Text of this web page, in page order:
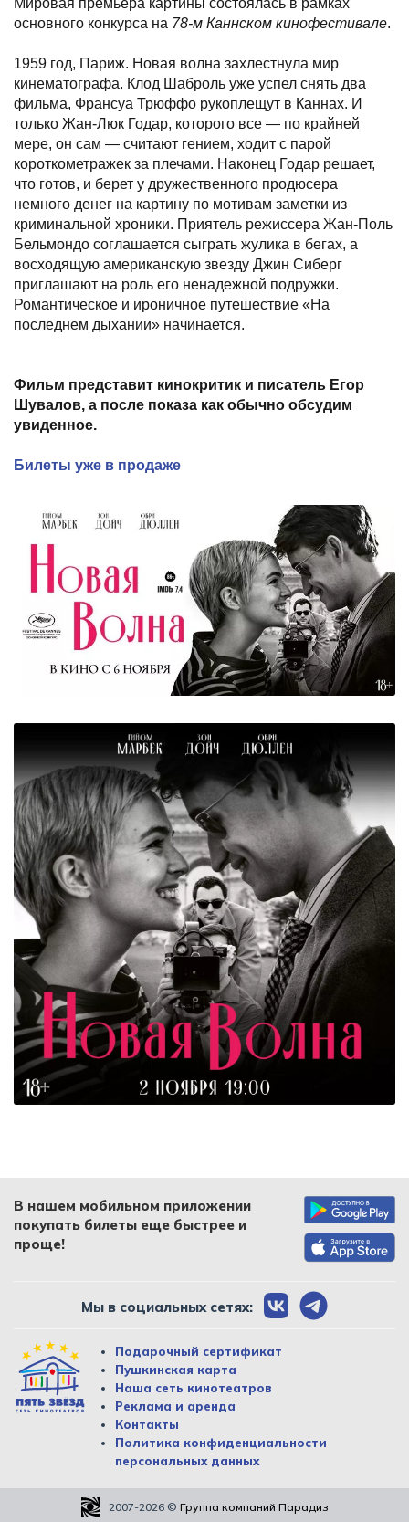
Мировая премьера картины состоялась в рамках
основного конкурса на 78-м Каннском кинофестивале.
1959 год, Париж. Новая волна захлестнула мир
кинематографа. Клод Шаброль уже успел снять два
фильма, Франсуа Трюффо рукоплещут в Каннах. И
только Жан-Люк Годар, которого все — по крайней
мере, он сам — считают гением, ходит с парой
короткометражек за плечами. Наконец Годар решает,
что готов, и берет у дружественного продюсера
немного денег на картину по мотивам заметки из
криминальной хроники. Приятель режиссера Жан-Поль
Бельмондо соглашается сыграть жулика в бегах, а
восходящую американскую звезду Джин Сиберг
приглашают на роль его ненадежной подружки.
Романтическое и ироничное путешествие «На
последнем дыхании» начинается.
Фильм представит кинокритик и писатель Егор
Шувалов, а после показа как обычно обсудим
увиденное.
Билеты уже в продаже
В нашем мобильном приложении
покупать билеты еще быстрее и
проще!
Мы в социальных сетях:
Подарочный сертификат
Пушкинская карта
Наша сеть кинотеатров
Реклама и аренда
Контакты
Политика конфиденциальности
персональных данных
2007-2026 © Группа компаний Парадиз